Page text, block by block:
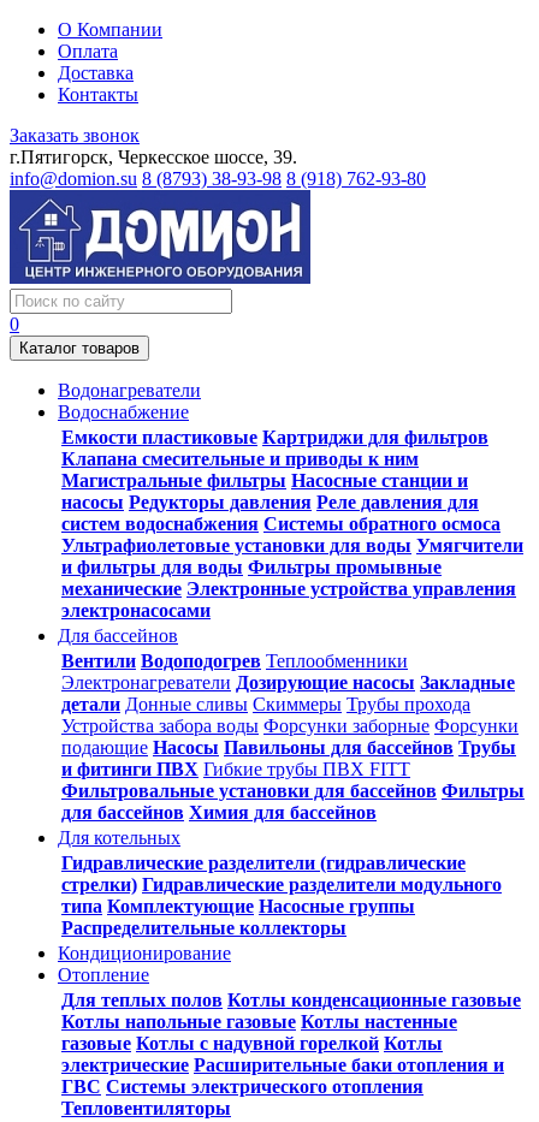
О Компании
Оплата
Доставка
Контакты
Заказать звонок
г.Пятигорск, Черкесское шоссе, 39.
info@domion.su 8 (8793) 38-93-98 8 (918) 762-93-80
0
Каталог товаров
Водонагреватели
Водоснабжение
Емкости пластиковые Картриджи для фильтров
Клапана смесительные и приводы к ним
Магистральные фильтры Насосные станции и
насосы Редукторы давления Реле давления для
систем водоснабжения Системы обратного осмоса
Ультрафиолетовые установки для воды Умягчители
и фильтры для воды Фильтры промывные
механические Электронные устройства управления
электронасосами
Для бассейнов
Вентили Водоподогрев Теплообменники
Электронагреватели Дозирующие насосы Закладные
детали Донные сливы Скиммеры Трубы прохода
Устройства забора воды Форсунки заборные Форсунки
подающие Насосы Павильоны для бассейнов Трубы
и фитинги ПВХ Гибкие трубы ПВХ FITT
Фильтровальные установки для бассейнов Фильтры
для бассейнов Химия для бассейнов
Для котельных
Гидравлические разделители (гидравлические
стрелки) Гидравлические разделители модульного
типа Комплектующие Насосные группы
Распределительные коллекторы
Кондиционирование
Отопление
Для теплых полов Котлы конденсационные газовые
Котлы напольные газовые Котлы настенные
газовые Котлы с надувной горелкой Котлы
электрические Расширительные баки отопления и
ГВС Системы электрического отопления
Тепловентиляторы